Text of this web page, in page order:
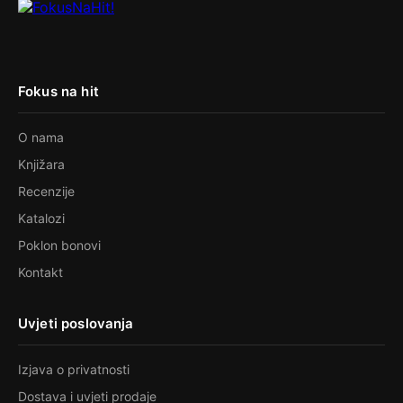
Fokus na hit
O nama
Knjižara
Recenzije
Katalozi
Poklon bonovi
Kontakt
Uvjeti poslovanja
Izjava o privatnosti
Dostava i uvjeti prodaje